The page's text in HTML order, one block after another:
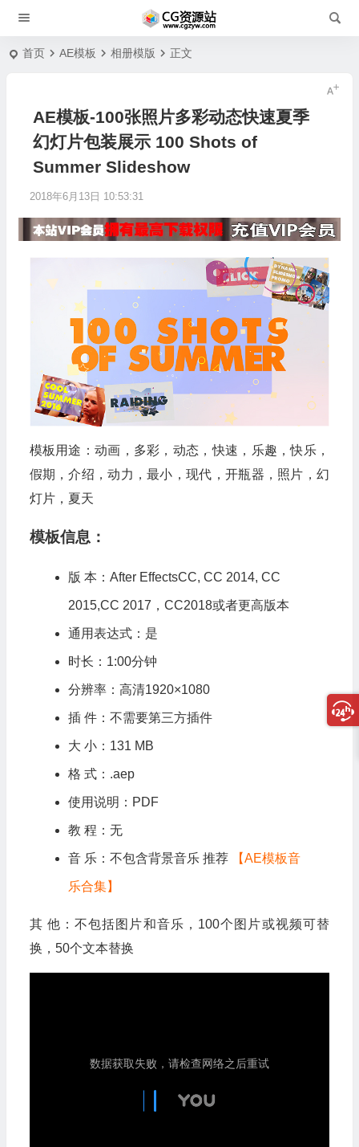
首页 AE模板 相册模版 正文
AE模板-100张照片多彩动态快速夏季
幻灯片包装展示 100 Shots of
Summer Slideshow
2018年6月13日 10:53:31
模板用途：动画，多彩，动态，快速，乐趣，快乐，
假期，介绍，动力，最小，现代，开瓶器，照片，幻
灯片，夏天
模板信息：
版 本：After EffectsCC, CC 2014, CC
2015,CC 2017，CC2018或者更高版本
通用表达式：是
时长：1:00分钟
分辨率：高清1920×1080
插 件：不需要第三方插件
大 小：131 MB
格 式：.aep
使用说明：PDF
教 程：无
音 乐：不包含背景音乐 推荐 【AE模板音
乐合集】
其 他：不包括图片和音乐，100个图片或视频可替
换，50个文本替换